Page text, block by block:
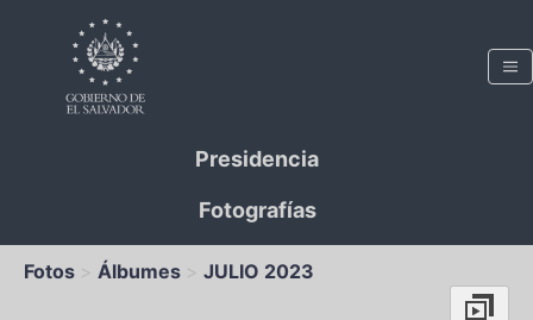
Presidencia
Fotografías
Fotos Álbumes JULIO 2023